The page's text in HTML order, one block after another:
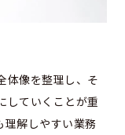
体像を整理し、そ
していくことが重
理解しやすい業務